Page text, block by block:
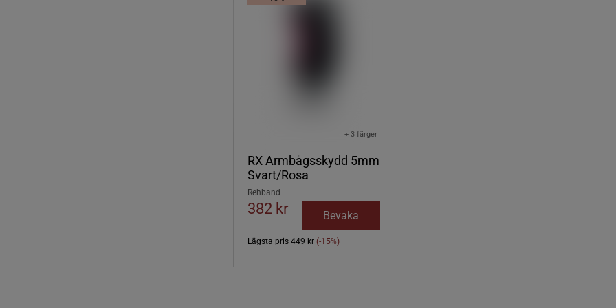
RX Armbågsskydd 5mm
Svart/Rosa
+ 3 färger
Rehband
382 kr Bevaka
Lägsta pris 449 kr (-15%)